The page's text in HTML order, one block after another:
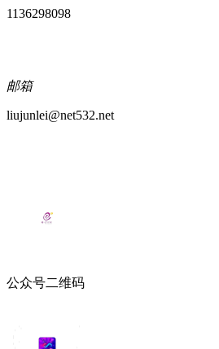
1136298098
邮箱
liujunlei@net532.net
公众号二维码